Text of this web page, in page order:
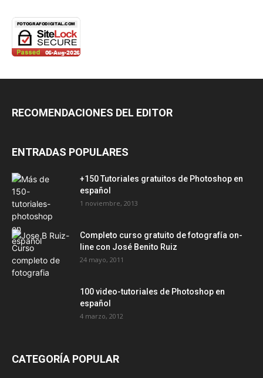
RECOMENDACIONES DEL EDITOR
ENTRADAS POPULARES
+150 Tutoriales gratuitos de Photoshop en
español
1 noviembre, 2013
Completo curso gratuito de fotografía on-
line con José Benito Ruiz
24 mayo, 2011
100 video-tutoriales de Photoshop en
español
4 marzo, 2012
CATEGORÍA POPULAR